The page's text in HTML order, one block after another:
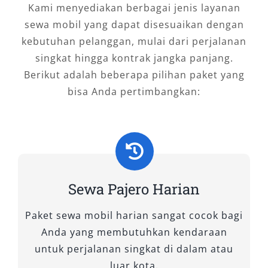
A. Tipe 4×4 WD
1. Pajero GLX MT 4×4
Tipe ini dikenal tangguh dengan transmisi
manual yang memberi kendali penuh pada
menjelajahi jalur menantang di daerah
Ponorogo atau luar kota dengan kondisi jalan
berbatu maupun tanjakan curam. Rental
Pajero GLX 4×4 ini ideal untuk pengguna yang
mengutamakan ketangguhan mesin dan
kepraktisan fungsi off-road.
2. Pajero Dakar Ultimate AT 4×4
Kami menyediakan berbagai jenis layanan
sewa mobil yang dapat disesuaikan dengan
kebutuhan pelanggan, mulai dari perjalanan
singkat hingga kontrak jangka panjang.
Berikut adalah beberapa pilihan paket yang
bisa Anda pertimbangkan:
Sewa Pajero Harian
Paket sewa mobil harian sangat cocok bagi
Anda yang membutuhkan kendaraan
untuk perjalanan singkat di dalam atau